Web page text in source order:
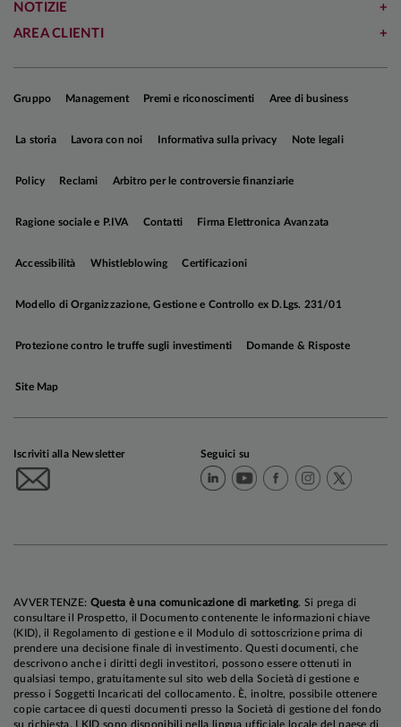
NOTIZIE
AREA CLIENTI
Gruppo Management Premi e riconoscimenti Aree di business
La storia Lavora con noi Informativa sulla privacy Note legali
Policy Reclami Arbitro per le controversie finanziarie
Ragione sociale e P.IVA Contatti Firma Elettronica Avanzata
Accessibilità Whistleblowing Certificazioni
Modello di Organizzazione, Gestione e Controllo ex D.Lgs. 231/01
Protezione contro le truffe sugli investimenti Domande & Risposte
Site Map
Iscriviti alla Newsletter Seguici su
AVVERTENZE: Questa è una comunicazione di marketing. Si prega di
consultare il Prospetto, il Documento contenente le informazioni chiave
(KID), il Regolamento di gestione e il Modulo di sottoscrizione prima di
prendere una decisione finale di investimento. Questi documenti, che
descrivono anche i diritti degli investitori, possono essere ottenuti in
qualsiasi tempo, gratuitamente sul sito web della Società di gestione e
presso i Soggetti Incaricati del collocamento. È, inoltre, possibile ottenere
copie cartacee di questi documenti presso la Società di gestione del fondo
su richiesta. I KID sono disponibili nella lingua ufficiale locale del paese di